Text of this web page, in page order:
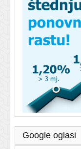
Google oglasi